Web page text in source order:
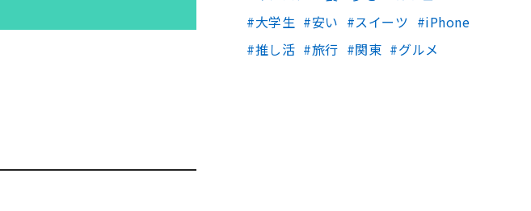
大学生
安い スイーツ
iPhone
推し活
旅行 関東 グルメ